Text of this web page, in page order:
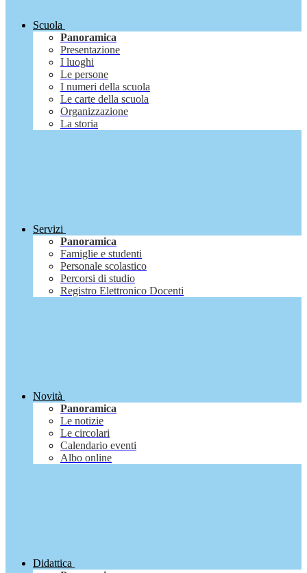
Scuola
Panoramica
Presentazione
I luoghi
Le persone
I numeri della scuola
Le carte della scuola
Organizzazione
La storia
Servizi
Panoramica
Famiglie e studenti
Personale scolastico
Percorsi di studio
Registro Elettronico Docenti
Novità
Panoramica
Le notizie
Le circolari
Calendario eventi
Albo online
Didattica